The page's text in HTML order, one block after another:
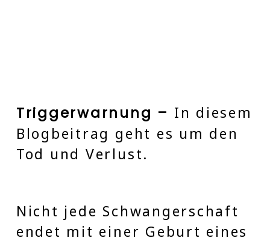
Triggerwarnung – In diesem
Blogbeitrag geht es um den
Tod und Verlust.
Nicht jede Schwangerschaft
endet mit einer Geburt eines